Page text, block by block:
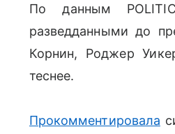
По данным
разведданными до
Корнин, Роджер
теснее.
Прокомментировала